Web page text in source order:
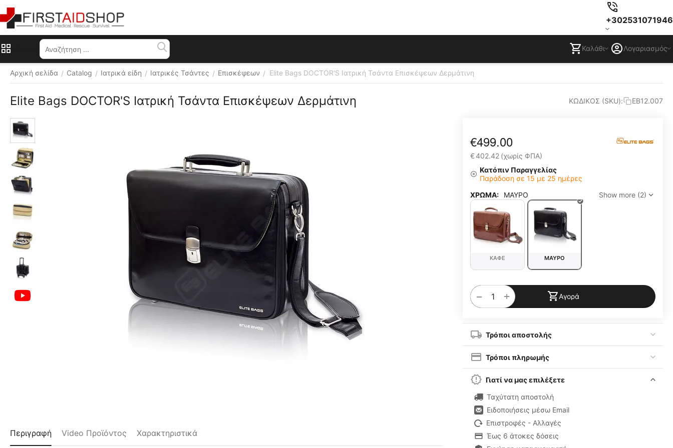
+302531071946
Καλάθι Λογαριασμός
Αρχική σελίδα / Catalog / Ιατρικά είδη / Ιατρικές Τσάντες / Επισκέψεων / Elite Bags DOCTOR'S Ιατρική Τσάντα Επισκέψεων Δερμάτινη
Elite Bags DOCTOR'S Ιατρική Τσάντα Επισκέψεων Δερμάτινη ΚΩΔΙΚΟΣ (SKU): EB12.007
Διάφορα
χρώματα
Δωρεάν
αποστολή
€499.00
€402.42 (χωρίς ΦΠΑ)
Κατόπιν Παραγγελίας
Παράδοση σε 15 με 25 ημέρες
ΧΡΩΜΑ:
ΜΑΥΡΟ Show more (2)
ΚΑΦΕ ΜΑΥΡΟ
+
− Αγορά
Τρόποι αποστολής
Τρόποι πληρωμής
Γιατί να μας επιλέξετε
Ταχύτατη αποστολή
Ειδοποιήσεις μέσω Email
Επιστροφές - Αλλαγές
Έως 6 άτοκες δόσεις
Περιγραφή Video Προϊόντος Χαρακτηριστικά